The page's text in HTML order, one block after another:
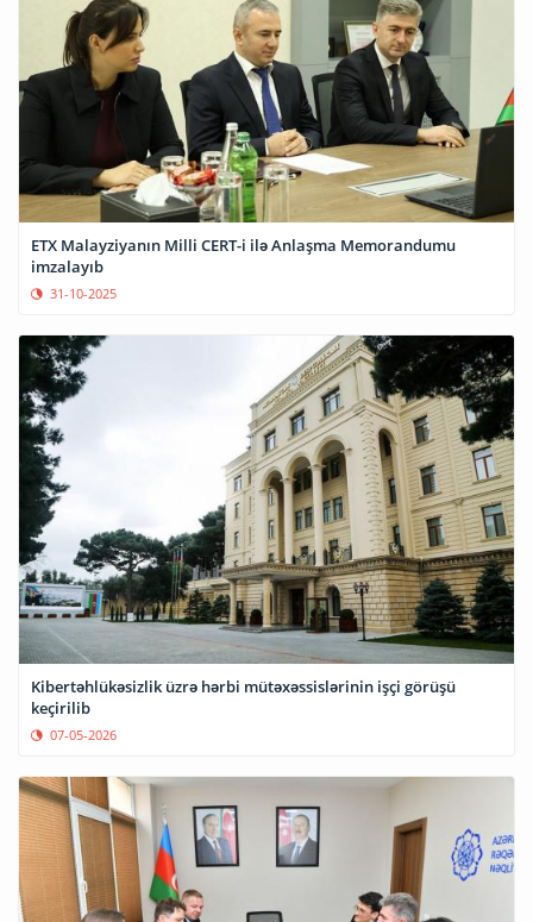
ETX Malayziyanın Milli CERT-i ilə Anlaşma Memorandumu
imzalayıb
31-10-2025
Kibertəhlükəsizlik üzrə hərbi mütəxəssislərinin işçi görüşü
keçirilib
07-05-2026